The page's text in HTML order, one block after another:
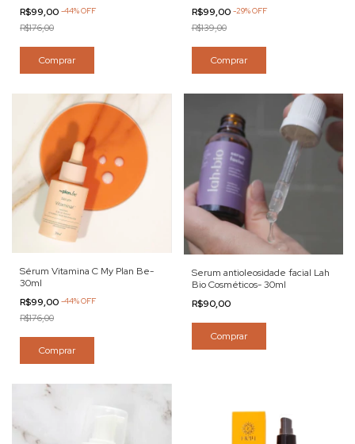
R$99,00 -44%OFF
R$176,00
Comprar
R$99,00 -29%OFF
R$139,00
Comprar
Sérum Vitamina C My Plan Be-
30ml
R$99,00 -44%OFF
R$176,00
Comprar
Serum antioleosidade facial Lah
Bio Cosméticos- 30ml
R$90,00
Comprar